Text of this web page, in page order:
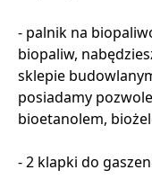
- palnik na
biopaliw,
sklepie
posiadamy
bioetanolem,
- 2 klapki do